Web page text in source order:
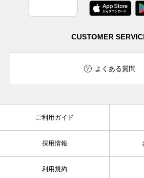
CUSTOMER
よくある質問
ご利用ガイド
採用情報
利用規約